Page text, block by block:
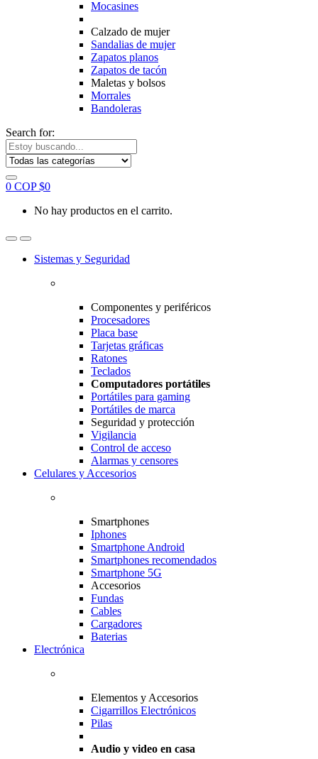
Mocasines
Calzado de mujer
Sandalias de mujer
Zapatos planos
Zapatos de tacón
Maletas y bolsos
Morrales
Bandoleras
Search for:
0 COP $0
No hay productos en el carrito.
Sistemas y Seguridad
Componentes y periféricos
Procesadores
Placa base
Tarjetas gráficas
Ratones
Teclados
Computadores portátiles
Portátiles para gaming
Portátiles de marca
Seguridad y protección
Vigilancia
Control de acceso
Alarmas y censores
Celulares y Accesorios
Smartphones
Iphones
Smartphone Android
Smartphones recomendados
Smartphone 5G
Accesorios
Fundas
Cables
Cargadores
Baterias
Electrónica
Elementos y Accesorios
Cigarrillos Electrónicos
Pilas
Audio y video en casa